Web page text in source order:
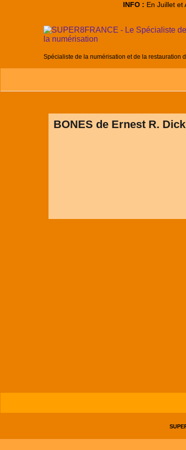
INFO : En Juillet et
Spécialiste de la numérisation et de la restauration
BONES de Ernest R.